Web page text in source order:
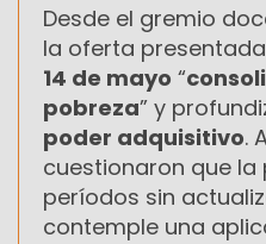
Desde el gremio
la oferta
14 de mayo “
pobreza” y
poder adquisitivo.
cuestionaron que
períodos sin
contemple una